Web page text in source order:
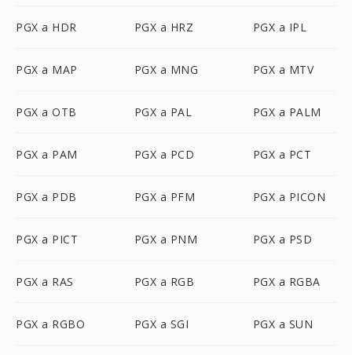
PGX a HDR PGX a HRZ PGX a IPL
PGX a MAP PGX a MNG PGX a MTV
PGX a OTB PGX a PAL PGX a PALM
PGX a PAM PGX a PCD PGX a PCT
PGX a PDB PGX a PFM PGX a PICON
PGX a PICT PGX a PNM PGX a PSD
PGX a RAS PGX a RGB PGX a RGBA
PGX a RGBO PGX a SGI PGX a SUN